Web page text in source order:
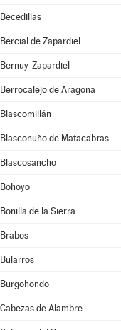
Becedillas
Bercial de Zapardiel
Bernuy-Zapardiel
Berrocalejo de Aragona
Blascomillán
Blasconuño de Matacabras
Blascosancho
Bohoyo
Bonilla de la Sierra
Brabos
Bularros
Burgohondo
Cabezas de Alambre